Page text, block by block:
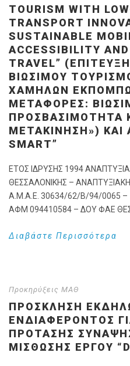
TOURISM WITH
TRANSPORT
SUSTAINABLE
ACCESSIBILITY
TRAVEL”
ΒΙΏΣΙΜΟΥ
ΧΑΜΗΛΏΝ
ΜΕΤΑΦΟΡΈΣ:
ΠΡΟΣΒΑΣΙΜΌΤΗΤΑ
ΜΕΤΑΚΊΝΗΣΗ») ΚΑΙ
SMART”
ΕΤΟΣ ΙΔΡΥΣΗΣ 1994
ΘΕΣΣΑΛΟΝΙΚΗΣ –
Α.Μ.Α.Ε. 30634/62/Β/94/0065
ΑΦΜ 094410584 – ΔΟΥ ΦΑΕ
Διαβάστε Περισσότερα
Προκηρύξεις ΜΑΘ
ΠΡΟΣΚΛΗΣΗ
ΕΝΔΙΑΦΕΡΟΝΤΟΣ
ΠΡΌΤΑΣΗΣ
ΜΊΣΘΩΣΗΣ ΈΡΓΟΥ